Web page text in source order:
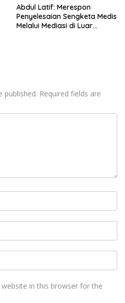
Abdul Latif: Merespon
Penyelesaian Sengketa Medis
Melalui Mediasi di Luar
published. Required fields are
in this browser for the